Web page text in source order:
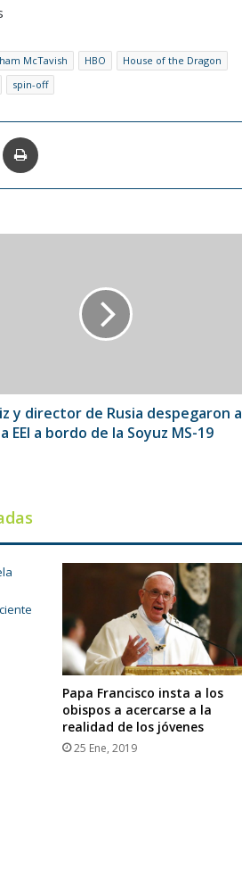
McTavish HBO
House of the Dragon
spin-off
Messenger
y director de Rusia despegaron a
EEI a bordo de la Soyuz MS-19
Papa Francisco insta a los
obispos a acercarse a la
realidad de los jóvenes
25 Ene, 2019